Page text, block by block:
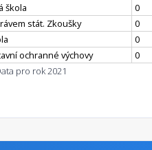
škola
0
stát. Zkoušky
0
0
ochranné výchovy
0
pro rok 2021